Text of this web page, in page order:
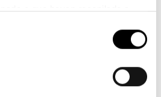
o que hayan recopilado a
en el siguiente
. Consulta
C08